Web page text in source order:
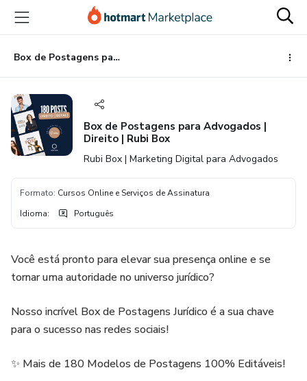
para
conteúdo
principal
para
pagamento
para
rodapé
Box de Postagens para Advogados | Direito | Rubi Box
Box de Postagens para Advogados |
Direito | Rubi Box
Rubi Box | Marketing Digital para Advogados
Formato: Cursos Online e Serviços de Assinatura
Idioma: Português
Você está pronto para elevar sua presença online e se
tornar uma autoridade no universo jurídico?
Nosso incrível Box de Postagens Jurídico é a sua chave
para o sucesso nas redes sociais!
✨ Mais de 180 Modelos de Postagens 100% Editáveis!